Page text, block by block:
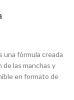
una fórmula creada
las manchas y
en formato de